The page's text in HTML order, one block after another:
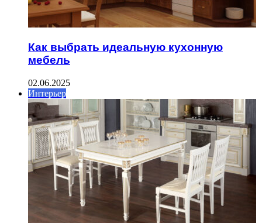
Как выбрать идеальную кухонную
мебель
02.06.2025
Интерьер